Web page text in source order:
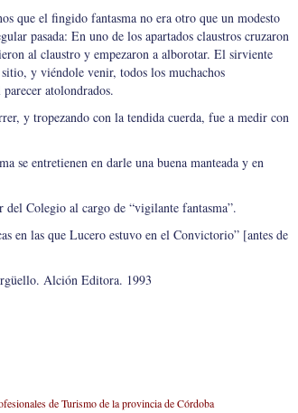
que el fingido fantasma no era otro que un modesto
pasada: En uno de los apartados claustros cruzaron
al claustro y empezaron a alborotar. El sirviente
y viéndole venir, todos los muchachos
atolondrados.
y tropezando con la tendida cuerda, fue a medir con
se entretienen en darle una buena manteada y en
Colegio al cargo de “vigilante fantasma”.
en las que Lucero estuvo en el Convictorio” [antes de
Alción Editora. 1993
de Turismo de la provincia de Córdoba